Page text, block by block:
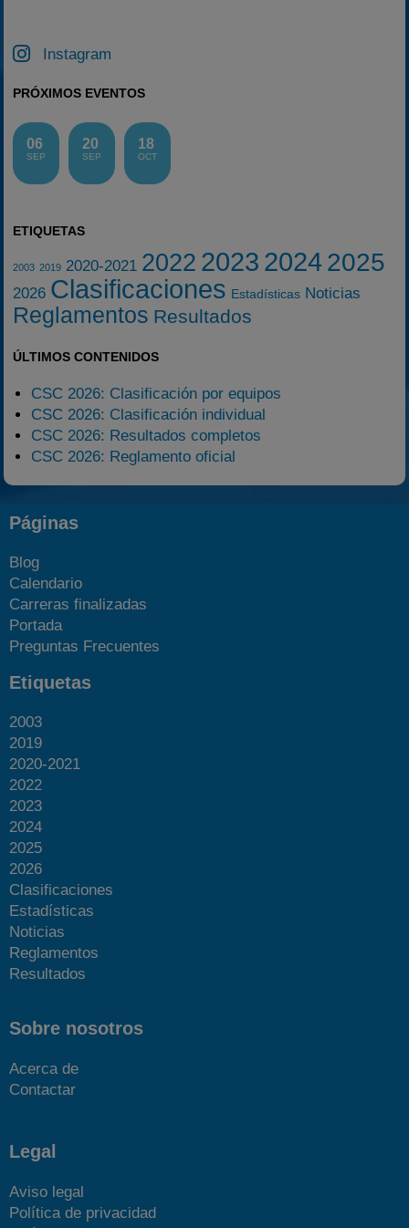
Instagram
PRÓXIMOS EVENTOS
06
SEP
20
SEP
18
OCT
ETIQUETAS
2003 2019 2020-2021 2022 2023 20242025
2026 Clasificaciones Estadísticas Noticias
Reglamentos Resultados
ÚLTIMOS CONTENIDOS
CSC 2026: Clasificación por equipos
CSC 2026: Clasificación individual
CSC 2026: Resultados completos
CSC 2026: Reglamento oficial
Páginas
Blog
Calendario
Carreras finalizadas
Portada
Preguntas Frecuentes
Etiquetas
2003
2019
2020-2021
2022
2023
2024
2025
2026
Clasificaciones
Estadísticas
Noticias
Reglamentos
Resultados
Sobre nosotros
Acerca de
Contactar
Legal
Aviso legal
Política de privacidad